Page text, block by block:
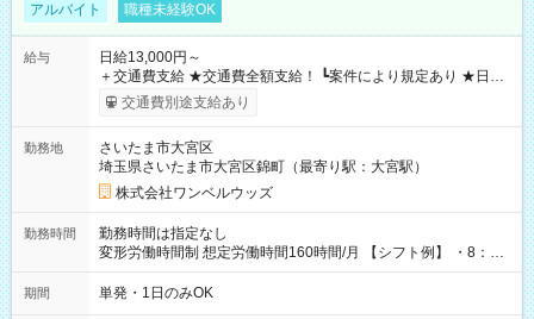
アルバイト 職種未経験OK
給与
日給13,000円～
＋交通費支給 ★交通費全額支給！ ┗案件により規定あり ★日払
いOK！（規定あり） ┗働いたその日に現金GET♪ お仕事後はコ
ンビニATMから 日払い分を引き落とせます！ 【試用期間】試
交通費別途支給あり
勤務地
さいたま市大宮区
埼玉県さいたま市大宮区錦町（最寄り駅：大宮駅）
株式会社ワンベルウッズ
勤務時間
勤務時間は指定なし
変形労働時間制 想定労働時間160時間/月 【シフト例】 ・8：00
～21：00
期間 単発・1日のみOK